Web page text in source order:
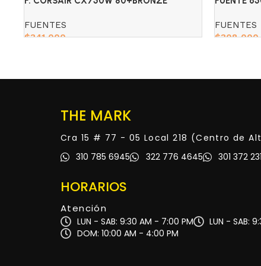
FUENTES
$341,000
FUENTES
$308,000
THE MARK
Cra 15 # 77 - 05 Local 218 (Centro de
310 785 6945
322 776 4645 301 372
HORARIOS
Atención
LUN - SAB: 9:30 AM - 7:00 PM
LUN - SAB:
DOM: 10:00 AM - 4:00 PM